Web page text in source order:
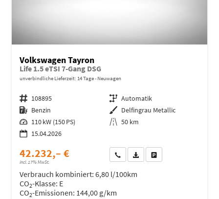
Volkswagen Tayron
Life 1.5 eTSI 7-Gang DSG
unverbindliche Lieferzeit: 14 Tage Neuwagen
Fahrzeugnr. 108895 Getriebe Automatik
Kraftstoff Benzin Außenfarbe Delfingrau Metallic
Leistung 110 kW (150 PS) Kilometerstand 50 km
15.04.2026
42.232,– €
incl. 17% MwSt.
Wir rufen Sie anFahrzeugexposé (PDF)
Verbrauch kombiniert: 6,80 l/100km
CO2-Klasse: E
CO2-Emissionen: 144,00 g/km